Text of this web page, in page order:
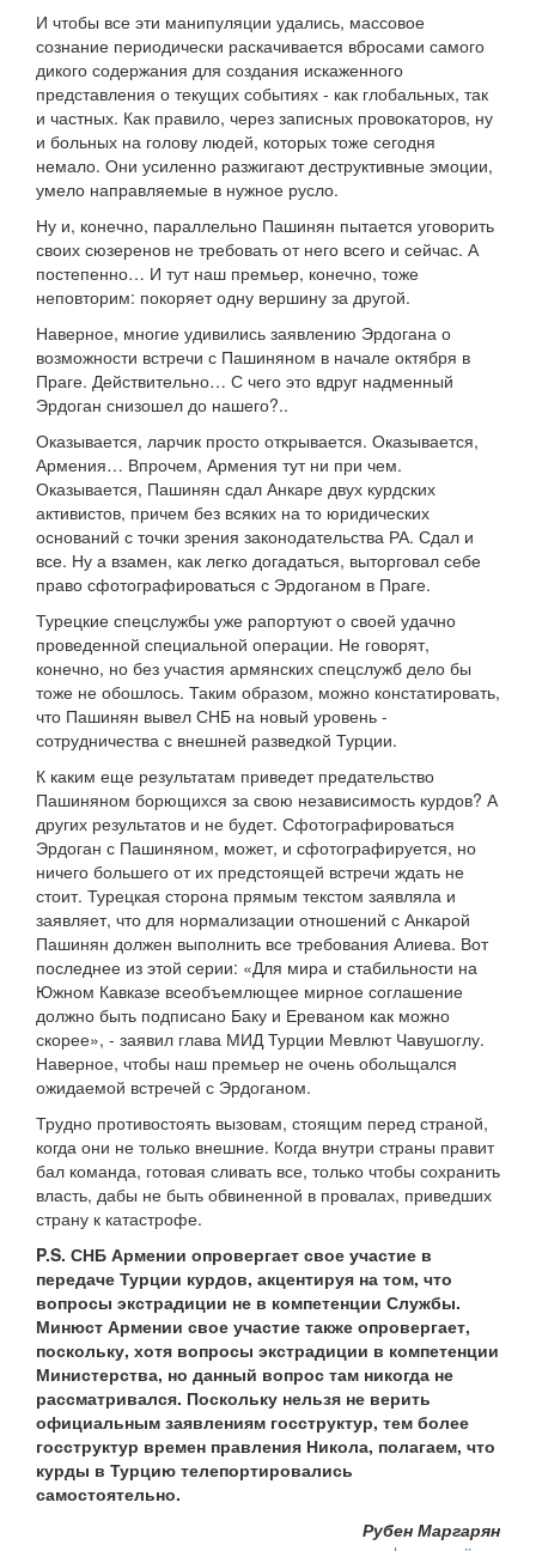
И чтобы все эти манипуляции удались, массовое
сознание периодически раскачивается вбросами самого
дикого содержания для создания искаженного
представления о текущих событиях - как глобальных, так
и частных. Как правило, через записных провокаторов, ну
и больных на голову людей, которых тоже сегодня
немало. Они усиленно разжигают деструктивные эмоции,
умело направляемые в нужное русло.
Ну и, конечно, параллельно Пашинян пытается уговорить
своих сюзеренов не требовать от него всего и сейчас. А
постепенно… И тут наш премьер, конечно, тоже
неповторим: покоряет одну вершину за другой.
Наверное, многие удивились заявлению Эрдогана о
возможности встречи с Пашиняном в начале октября в
Праге. Действительно… С чего это вдруг надменный
Эрдоган снизошел до нашего?..
Оказывается, ларчик просто открывается. Оказывается,
Армения… Впрочем, Армения тут ни при чем.
Оказывается, Пашинян сдал Анкаре двух курдских
активистов, причем без всяких на то юридических
оснований с точки зрения законодательства РА. Сдал и
все. Ну а взамен, как легко догадаться, выторговал себе
право сфотографироваться с Эрдоганом в Праге.
Турецкие спецслужбы уже рапортуют о своей удачно
проведенной специальной операции. Не говорят,
конечно, но без участия армянских спецслужб дело бы
тоже не обошлось. Таким образом, можно констатировать,
что Пашинян вывел СНБ на новый уровень -
сотрудничества с внешней разведкой Турции.
К каким еще результатам приведет предательство
Пашиняном борющихся за свою независимость курдов? А
других результатов и не будет. Сфотографироваться
Эрдоган с Пашиняном, может, и сфотографируется, но
ничего большего от их предстоящей встречи ждать не
стоит. Турецкая сторона прямым текстом заявляла и
заявляет, что для нормализации отношений с Анкарой
Пашинян должен выполнить все требования Алиева. Вот
последнее из этой серии: «Для мира и стабильности на
Южном Кавказе всеобъемлющее мирное соглашение
должно быть подписано Баку и Ереваном как можно
скорее», - заявил глава МИД Турции Мевлют Чавушоглу.
Наверное, чтобы наш премьер не очень обольщался
ожидаемой встречей с Эрдоганом.
Трудно противостоять вызовам, стоящим перед страной,
когда они не только внешние. Когда внутри страны правит
бал команда, готовая сливать все, только чтобы сохранить
власть, дабы не быть обвиненной в провалах, приведших
страну к катастрофе.
P.S. СНБ Армении опровергает свое участие в
передаче Турции курдов, акцентируя на том, что
вопросы экстрадиции не в компетенции Службы.
Минюст Армении свое участие также опровергает,
поскольку, хотя вопросы экстрадиции в компетенции
Министерства, но данный вопрос там никогда не
рассматривался. Поскольку нельзя не верить
официальным заявлениям госструктур, тем более
госструктур времен правления Никола, полагаем, что
курды в Турцию телепортировались
самостоятельно.
Рубен Маргарян